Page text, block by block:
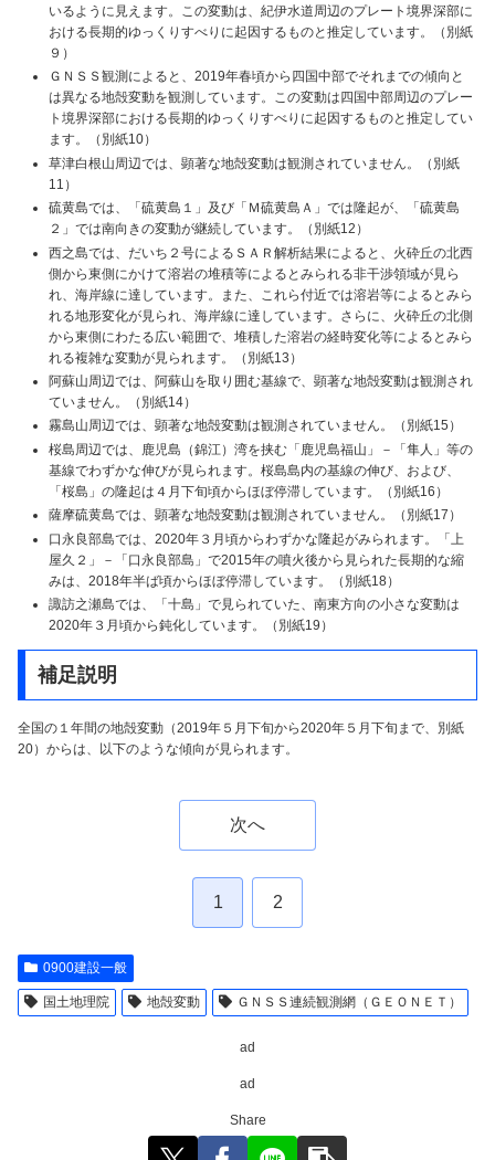
いるように見えます。この変動は、紀伊水道周辺のプレート境界深部に
おける長期的ゆっくりすべりに起因するものと推定しています。（別紙
９）
ＧＮＳＳ観測によると、2019年春頃から四国中部でそれまでの傾向と
は異なる地殻変動を観測しています。この変動は四国中部周辺のプレー
ト境界深部における長期的ゆっくりすべりに起因するものと推定してい
ます。（別紙10）
草津白根山周辺では、顕著な地殻変動は観測されていません。（別紙
11）
硫黄島では、「硫黄島１」及び「Ｍ硫黄島Ａ」では隆起が、「硫黄島
２」では南向きの変動が継続しています。（別紙12）
西之島では、だいち２号によるＳＡＲ解析結果によると、火砕丘の北西
側から東側にかけて溶岩の堆積等によるとみられる非干渉領域が見ら
れ、海岸線に達しています。また、これら付近では溶岩等によるとみら
れる地形変化が見られ、海岸線に達しています。さらに、火砕丘の北側
から東側にわたる広い範囲で、堆積した溶岩の経時変化等によるとみら
れる複雑な変動が見られます。（別紙13）
阿蘇山周辺では、阿蘇山を取り囲む基線で、顕著な地殻変動は観測され
ていません。（別紙14）
霧島山周辺では、顕著な地殻変動は観測されていません。（別紙15）
桜島周辺では、鹿児島（錦江）湾を挟む「鹿児島福山」－「隼人」等の
基線でわずかな伸びが見られます。桜島島内の基線の伸び、および、
「桜島」の隆起は４月下旬頃からほぼ停滞しています。（別紙16）
薩摩硫黄島では、顕著な地殻変動は観測されていません。（別紙17）
口永良部島では、2020年３月頃からわずかな隆起がみられます。「上
屋久２」－「口永良部島」で2015年の噴火後から見られた長期的な縮
みは、2018年半ば頃からほぼ停滞しています。（別紙18）
諏訪之瀬島では、「十島」で見られていた、南東方向の小さな変動は
2020年３月頃から鈍化しています。（別紙19）
補足説明
全国の１年間の地殻変動（2019年５月下旬から2020年５月下旬まで、別紙
20）からは、以下のような傾向が見られます。
次へ
1 2
0900建設一般
国土地理院 地殻変動 ＧＮＳＳ連続観測網（ＧＥＯＮＥＴ）
ad
ad
Share